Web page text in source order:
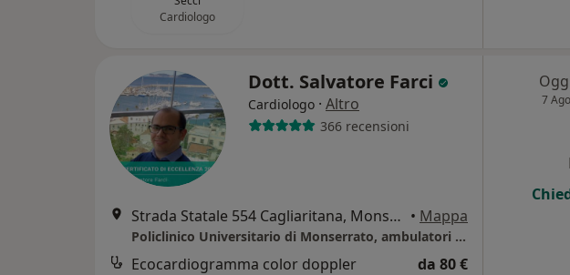
Cardiologo
Dott. Salvatore Farci
Cardiologo · Altro
366 recensioni
Strada Statale 554 Cagliaritana, Monserrato • Mappa
Policlinico Universitario di Monserrato, ambulatori di Cardioangiologia
Ecocardiogramma color doppler da 80 €
7 Ago